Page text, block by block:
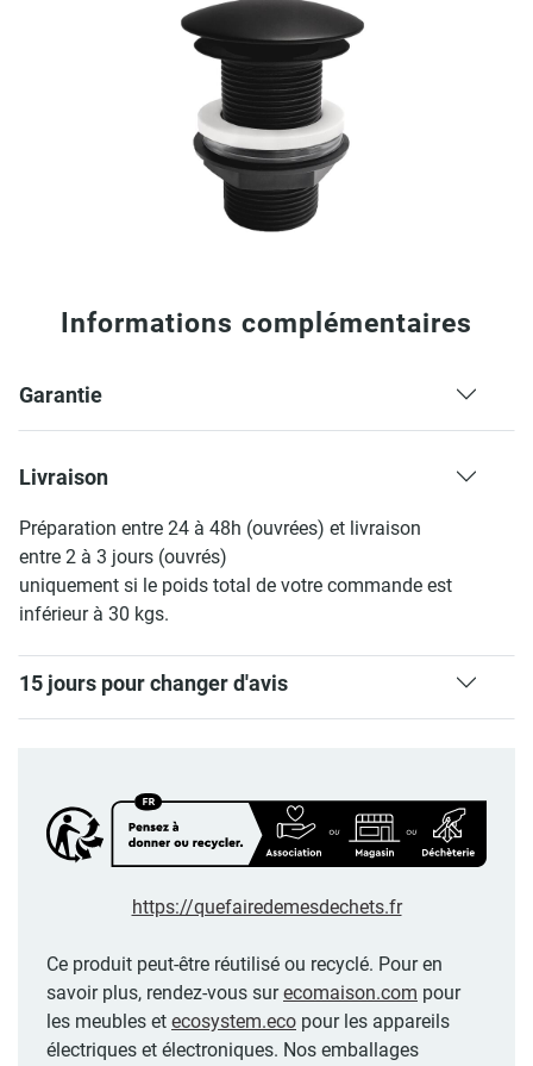
Informations complémentaires
Garantie
Livraison
Préparation entre 24 à 48h (ouvrées) et livraison
entre 2 à 3 jours (ouvrés)
uniquement si le poids total de votre commande est
inférieur à 30 kgs.
15 jours pour changer d'avis
https://quefairedemesdechets.fr
Ce produit peut-être réutilisé ou recyclé. Pour en
savoir plus, rendez-vous surecomaison.com pour
les meubles et ecosystem.eco pour les appareils
électriques et électroniques. Nos emballages